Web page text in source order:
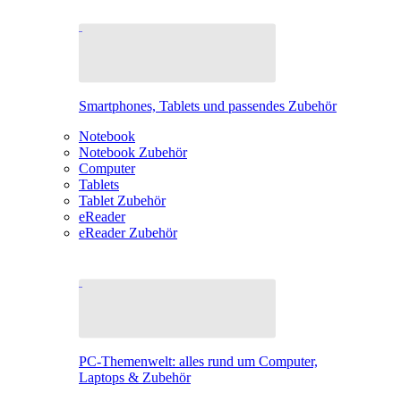
Smartphones, Tablets und passendes Zubehör
Notebook
Notebook Zubehör
Computer
Tablets
Tablet Zubehör
eReader
eReader Zubehör
PC-Themenwelt: alles rund um Computer,
Laptops & Zubehör